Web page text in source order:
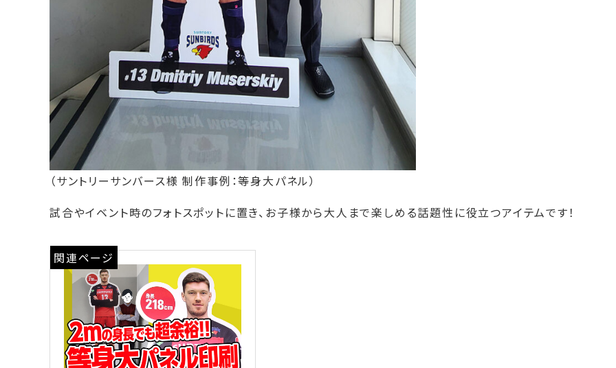
（サントリーサンバース様 制作事例：等身大パネル）
試合やイベント時のフォトスポットに置き、お子様から大人まで楽しめる話題性に役立つアイテムです！
関連ページ